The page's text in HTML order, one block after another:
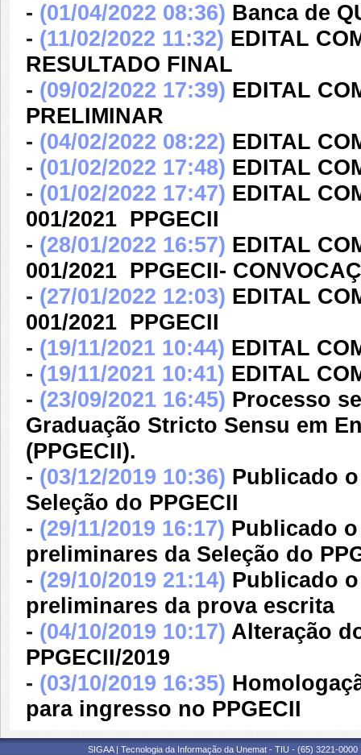
- (01/04/2022 08:36) Banca de
- (11/02/2022 11:32) EDITAL
RESULTADO FINAL
- (09/02/2022 17:39) EDITAL
PRELIMINAR
- (04/02/2022 08:22) EDITAL
- (01/02/2022 17:48) EDITAL
- (01/02/2022 17:47) EDITAL
001/2021  PPGECII
- (28/01/2022 16:57) EDITAL
001/2021  PPGECII-
- (27/01/2022 12:03) EDITAL
001/2021  PPGECII
- (19/11/2021 10:44) EDITAL
- (19/11/2021 10:41) EDITAL
- (23/09/2021 16:45) Processo
Graduação Stricto Sensu em
(PPGECII).
- (03/12/2019 10:36) Publicado
Seleção do PPGECII
- (29/11/2019 16:17) Publicado
preliminares da Seleção do
- (29/10/2019 21:14) Publicado
preliminares da prova escrita
- (04/10/2019 10:17) Alteração
PPGECII/2019
- (03/10/2019 16:35)
para ingresso no PPGECII
SIGAA | Tecnologia da Informação da Unemat - TIU - (65) 3221-